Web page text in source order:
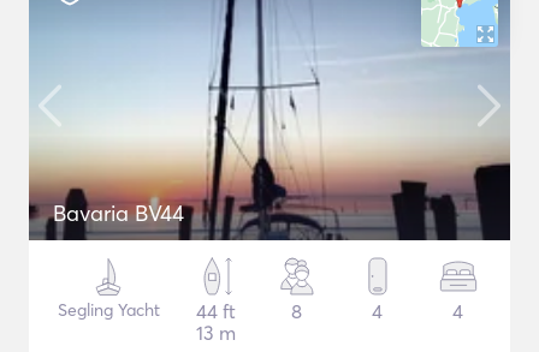
Bavaria BV44
Segling Yacht
44 ft
13 m
8 4 4